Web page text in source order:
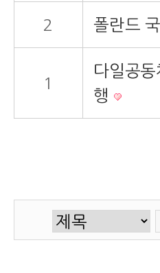
2 폴란드
1
다일공
행